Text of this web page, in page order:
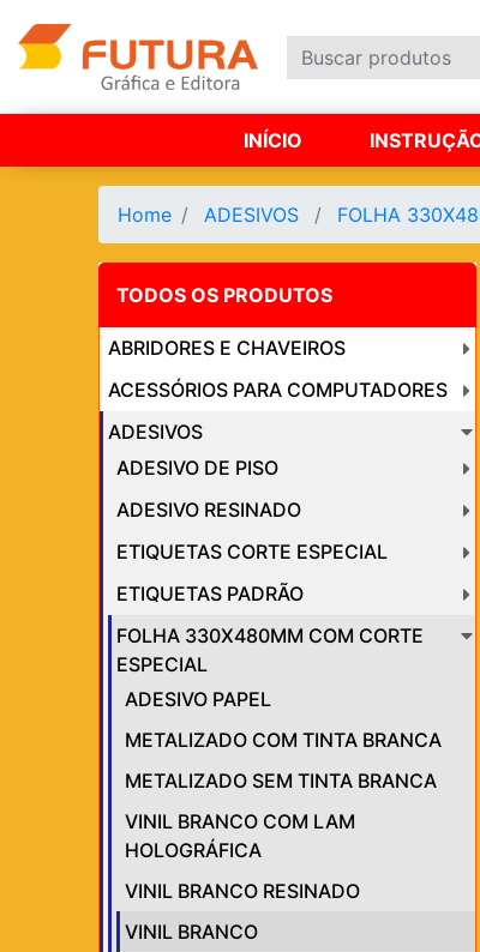
INÍCIO
Home ADESIVOS FOLHA
TODOS OS PRODUTOS
ABRIDORES E CHAVEIROS
ACESSÓRIOS PARA COMPUTADORES
ADESIVOS
ADESIVO DE PISO
ADESIVO RESINADO
ETIQUETAS CORTE ESPECIAL
ETIQUETAS PADRÃO
FOLHA 330X480MM COM CORTE
ESPECIAL
ADESIVO PAPEL
METALIZADO COM TINTA BRANCA
METALIZADO SEM TINTA BRANCA
VINIL BRANCO COM LAM
HOLOGRÁFICA
VINIL BRANCO RESINADO
VINIL BRANCO